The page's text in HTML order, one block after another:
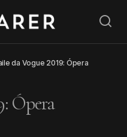
da Vogue 2019: Ópera
Ópera